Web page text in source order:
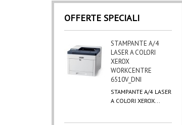
OFFERTE SPECIALI
STAMPANTE A/4
LASER A COLORI
XEROX
WORKCENTRE
6510V_DNI
STAMPANTE A/4 LASER
A COLORI XEROX...